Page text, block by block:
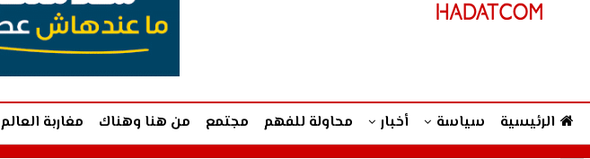
الرئيسية سياسة أخبار محاولة للفهم مجتمع من هنا وهناك مغاربة العالم